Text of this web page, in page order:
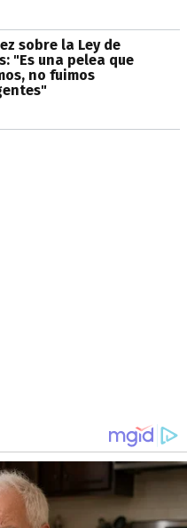
sobre la Ley de
"Es una pelea que
no fuimos